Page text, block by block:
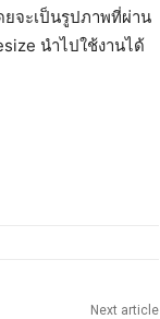
ยจะเป็นรูปภาพที่ผ่าน
นำไปใช้งานได้
Next article